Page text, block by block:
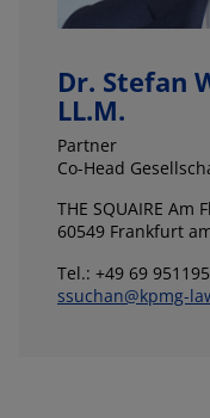
Dr. Stefan
LL.M.
Partner
Co-Head
THE SQUAIRE Am
60549 Frankfurt
Tel.: +49 69
ssuchan@kpmg-